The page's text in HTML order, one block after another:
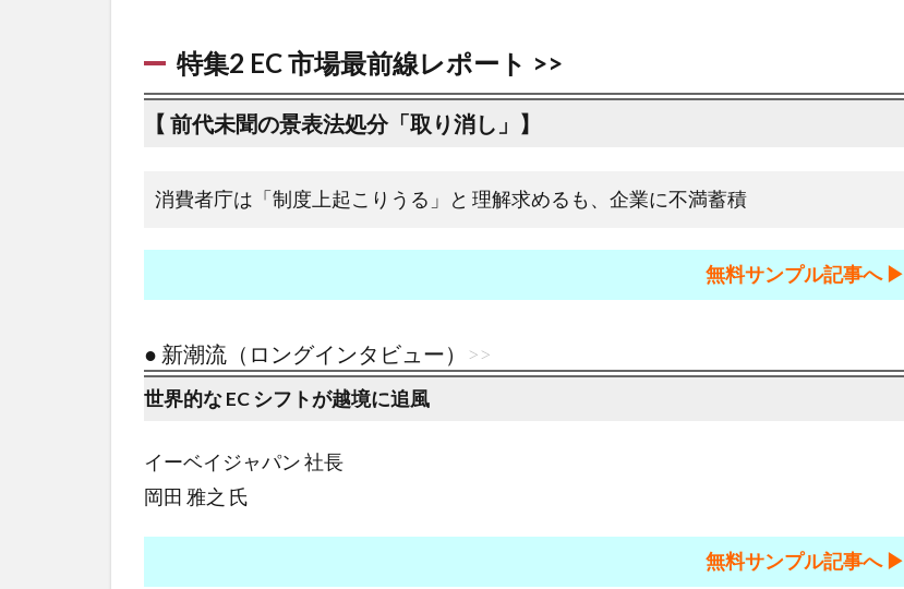
特集2 EC 市場最前線レポート >>
【 前代未聞の景表法処分「取り消し」】
消費者庁は「制度上起こりうる」と 理解求めるも、企業に不満蓄積
無料サンプル記事へ ▶︎
● 新潮流（ロングインタビュー）>>
世界的な EC シフトが越境に追風
イーベイジャパン 社長
岡田 雅之 氏
無料サンプル記事へ ▶︎